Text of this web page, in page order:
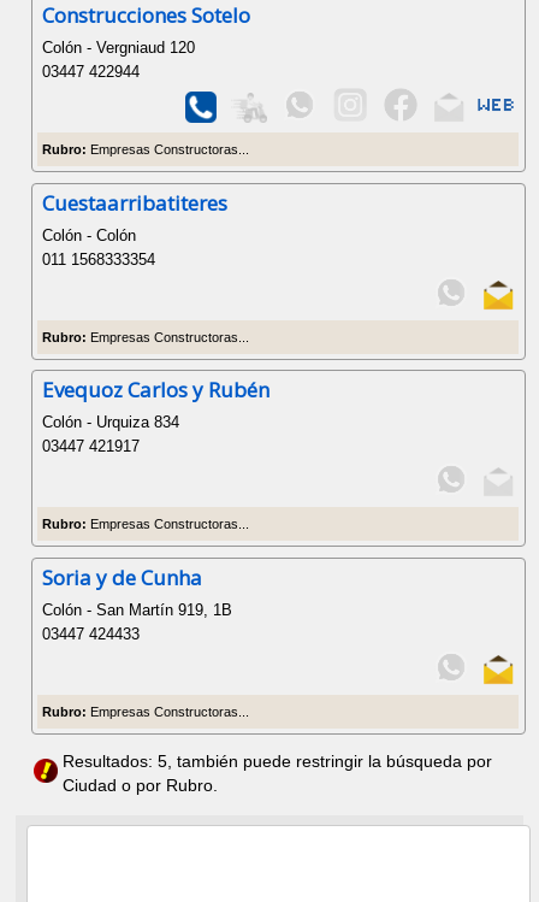
Construcciones Sotelo
Colón - Vergniaud 120
03447 422944
Rubro: Empresas Constructoras...
Cuestaarribatiteres
Colón - Colón
011 1568333354
Rubro: Empresas Constructoras...
Evequoz Carlos y Rubén
Colón - Urquiza 834
03447 421917
Rubro: Empresas Constructoras...
Soria y de Cunha
Colón - San Martín 919, 1B
03447 424433
Rubro: Empresas Constructoras...
Resultados: 5, también puede restringir la búsqueda por
Ciudad o por Rubro.